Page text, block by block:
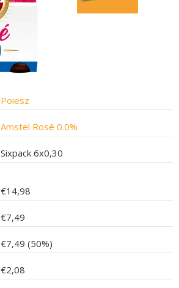
Poiesz
Amstel Rosé 0.0%
Sixpack 6x0,30
€14,98
€7,49
€7,49 (50%)
€2,08